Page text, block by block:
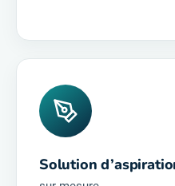
Savoir-faire familial
avec 30 ans d’expérience